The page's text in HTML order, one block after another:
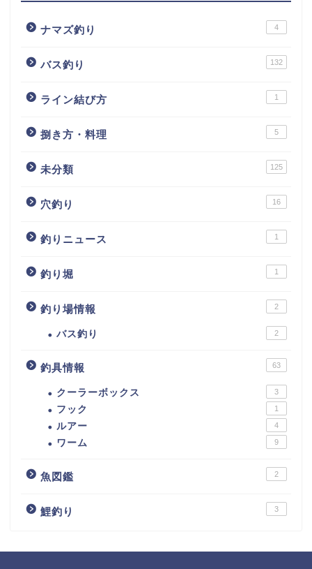
ナマズ釣り 4
バス釣り 132
ライン結び方 1
捌き方・料理 5
未分類 125
穴釣り 16
釣りニュース 1
釣り堀 1
釣り場情報 2
バス釣り 2
釣具情報 63
クーラーボックス 3
フック 1
ルアー 4
ワーム 9
魚図鑑 2
鯉釣り 3